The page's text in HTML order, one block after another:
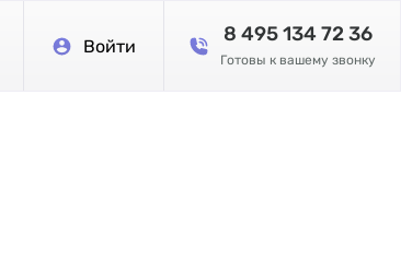
Войти
8 495 134 72 36
Готовы к вашему звонку